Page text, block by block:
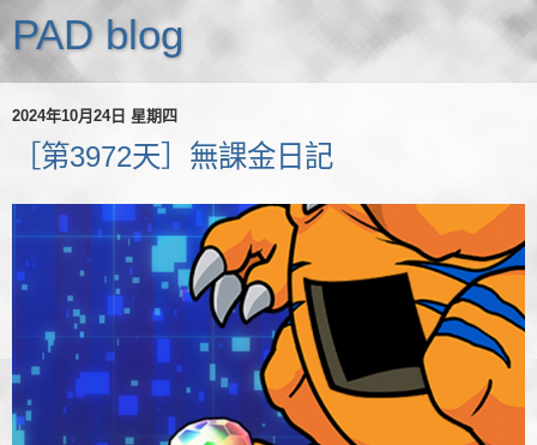
PAD blog
2024年10月24日 星期四
［第3972天］無課金日記